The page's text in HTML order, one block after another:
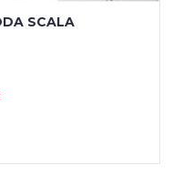
SCALA